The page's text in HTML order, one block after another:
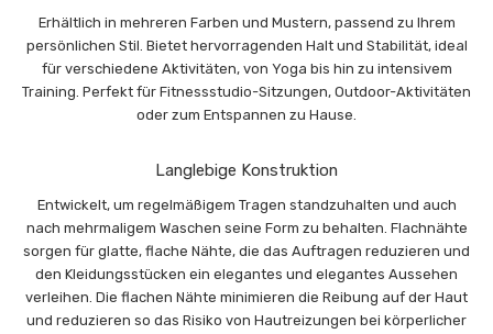
Erhältlich in mehreren Farben und Mustern, passend zu Ihrem
persönlichen Stil. Bietet hervorragenden Halt und Stabilität, ideal
für verschiedene Aktivitäten, von Yoga bis hin zu intensivem
Training. Perfekt für Fitnessstudio-Sitzungen, Outdoor-Aktivitäten
oder zum Entspannen zu Hause.
Langlebige Konstruktion
Entwickelt, um regelmäßigem Tragen standzuhalten und auch
nach mehrmaligem Waschen seine Form zu behalten. Flachnähte
sorgen für glatte, flache Nähte, die das Auftragen reduzieren und
den Kleidungsstücken ein elegantes und elegantes Aussehen
verleihen. Die flachen Nähte minimieren die Reibung auf der Haut
und reduzieren so das Risiko von Hautreizungen bei körperlicher